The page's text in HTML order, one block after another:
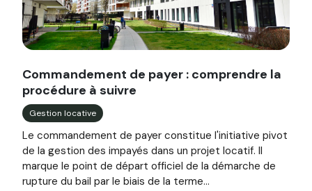
Image illustrant l'article "Commandement de payer :
Commandement de payer : comprendre la
procédure à suivre
Gestion locative
Le commandement de payer constitue l'initiative pivot
de la gestion des impayés dans un projet locatif. Il
marque le point de départ officiel de la démarche de
rupture du bail par le biais de la terme...